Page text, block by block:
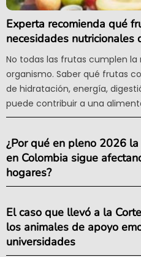
Experta recomienda qué
necesidades nutricionales
No todas las frutas cumplen
organismo. Saber qué frutas
de hidratación, energía,
puede contribuir a una
¿Por qué en pleno 2026
en Colombia sigue
hogares?
El caso que llevó a la
los animales de apoyo
universidades